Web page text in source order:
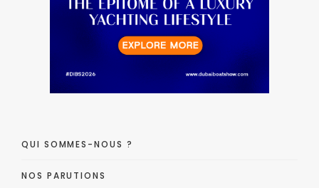
QUI SOMMES-NOUS ?
NOS PARUTIONS